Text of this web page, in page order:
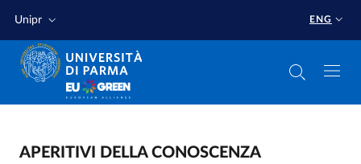
Unipr ENG
APERITIVI DELLA CONOSCENZA